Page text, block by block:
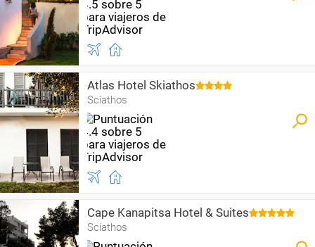
Atlas Hotel Skiathos
Scíathos
Cape Kanapitsa Hotel & Suites
Scíathos